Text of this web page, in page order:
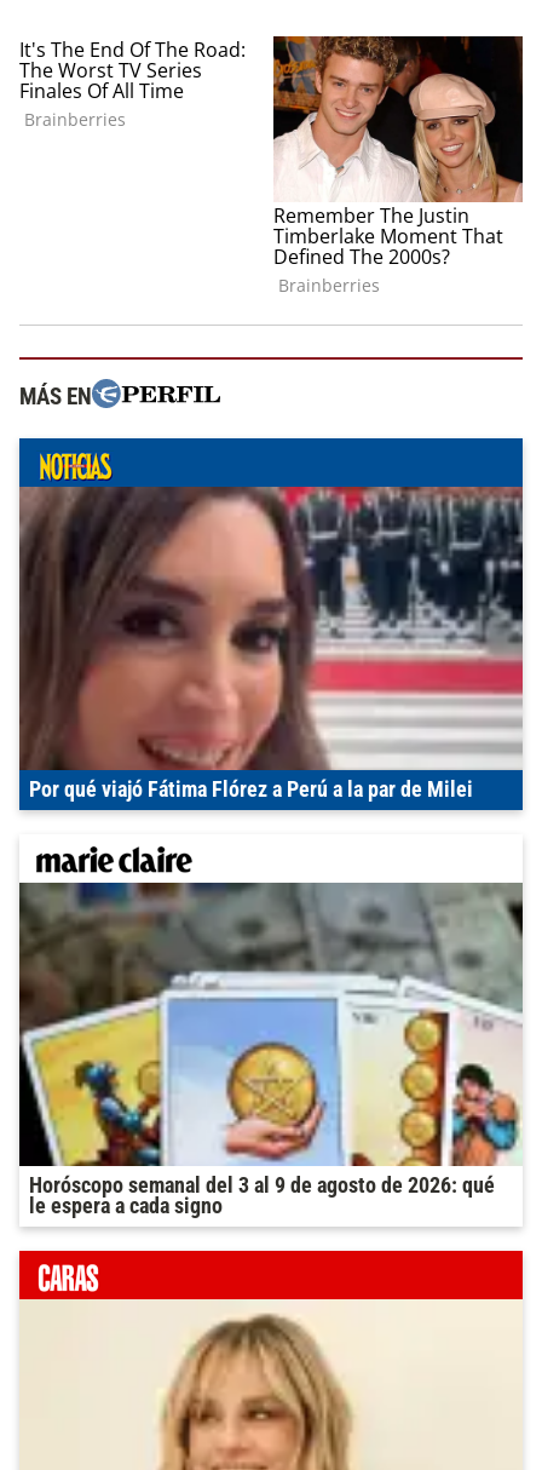
MÁS EN
Por qué viajó Fátima Flórez a Perú a la par de Milei
Horóscopo semanal del 3 al 9 de agosto de 2026: qué
le espera a cada signo